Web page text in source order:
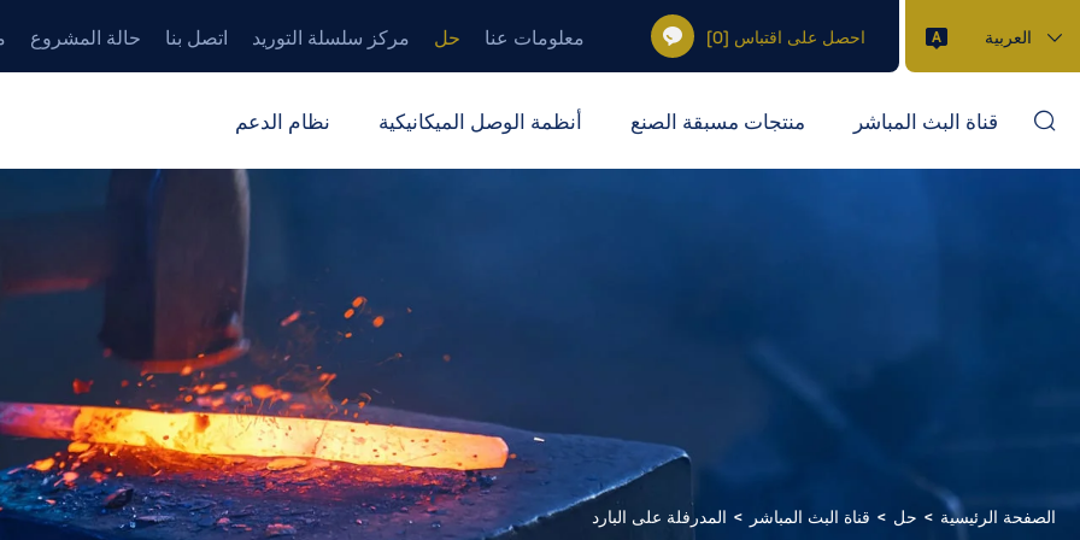
العربية احصل على اقتباس [
0
] معلومات عنا حل مركز سلسلة التوريد اتصل بنا حالة المشروع
قناة البث المباشر منتجات مسبقة الصنع أنظمة الوصل الميكانيكية نظام الدعم
الصفحة الرئيسية حل قناة البث المباشر المدرفلة على البارد